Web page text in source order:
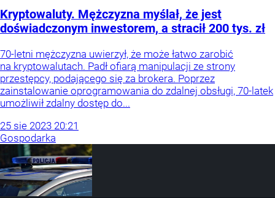
Kryptowaluty. Mężczyzna myślał, że jest
doświadczonym inwestorem, a stracił 200 tys. zł
70-letni mężczyzna uwierzył, że może łatwo zarobić
na kryptowalutach. Padł ofiarą manipulacji ze strony
przestępcy, podającego się za brokera. Poprzez
zainstalowanie oprogramowania do zdalnej obsługi, 70-latek
umożliwił zdalny dostęp do...
25 sie 2023 20:21
Gospodarka